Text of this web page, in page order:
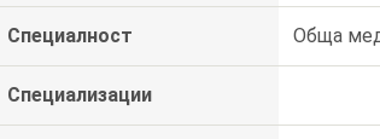
Специалност Обща
Специализации